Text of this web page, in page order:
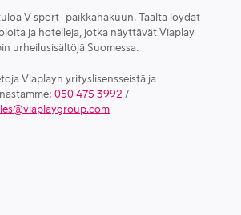
V sport -paikkahakuun. Täältä löydät
ja hotelleja, jotka näyttävät Viaplay
urheilusisältöjä Suomessa.
Viaplayn yrityslisensseistä ja
050 475 3992 /